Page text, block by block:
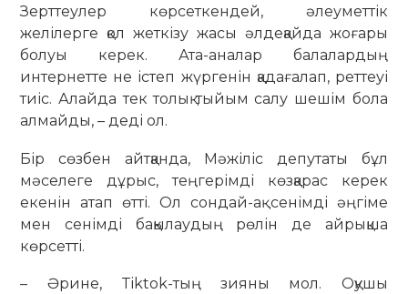
Зерттеулер көрсеткендей, әлеуметтік
желілерге қол жеткізу жасы әлдеқайда жоғары
болуы керек. Ата-аналар балалардың
интернетте не істеп жүргенін қадағалап, реттеуі
тиіс. Алайда тек толық тыйым салу шешім бола
алмайды, – деді ол.
Бір сөзбен айтқанда, Мәжіліс де­путаты бұл
мәселеге дұрыс, теңгерімді көзқарас керек
екенін атап өтті. Ол сондай-ақ сенімді әңгіме
мен сенімді бақылаудың рөлін де айрықша
көрсетті.
– Әрине, Tiktok-тың зияны мол. Оқу­шы